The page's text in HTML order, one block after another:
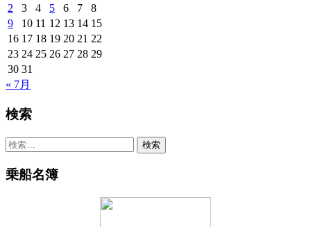
2
3 4 5 6 7
8
9
10 11 12 13 14 15
16 17 18 19 20 21 22
23 24 25 26 27 28 29
30 31
« 7月
検索
検
乗船名簿